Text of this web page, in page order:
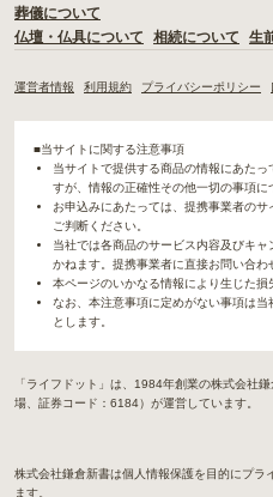
葬儀について
仏壇・仏具について
相続について 生
運営者情報 利用規約 プライバシーポリシー
■当サイトに関する注意事項
当サイトで提供する商品の情報にあた
すが、情報の正確性その他一切の事項に
お申込みにあたっては、提携事業者の
ご判断ください。
当社では各商品のサービス内容及びキ
かねます。提携事業者に直接お問い合わ
本ページのいかなる情報により生じた損
なお、本注意事項に定めがない事項は
とします。
「ライフドット」は、1984年創業の株式会社
場、証券コード：6184）が運営しています。
株式会社鎌倉新書は個人情報保護を目的にプラ
ます。